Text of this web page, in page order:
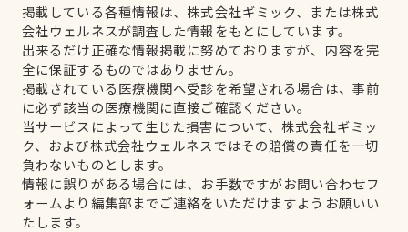
掲載している各種情報は、株式会社ギミック、または株式
会社ウェルネスが調査した情報をもとにしています。
出来るだけ正確な情報掲載に努めておりますが、内容を完
全に保証するものではありません。
掲載されている医療機関へ受診を希望される場合は、事前
に必ず該当の医療機関に直接ご確認ください。
当サービスによって生じた損害について、株式会社ギミッ
ク、および株式会社ウェルネスではその賠償の責任を一切
負わないものとします。
情報に誤りがある場合には、お手数ですがお問い合わせフ
ォームより編集部までご連絡をいただけますようお願いい
たします。